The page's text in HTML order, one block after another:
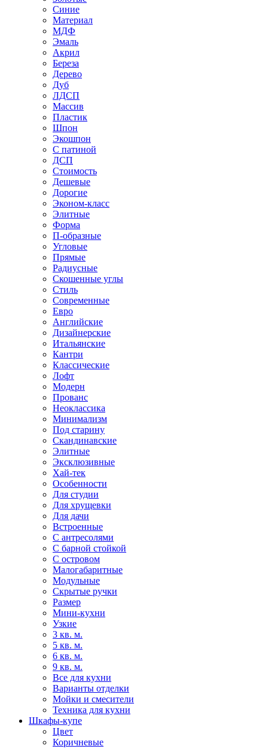
Синие
Материал
МДФ
Эмаль
Акрил
Береза
Дерево
Дуб
ЛДСП
Массив
Пластик
Шпон
Экошпон
С патиной
ДСП
Стоимость
Дешевые
Дорогие
Эконом-класс
Элитные
Форма
П-образные
Угловые
Прямые
Радиусные
Скошенные углы
Стиль
Современные
Евро
Английские
Дизайнерские
Итальянские
Кантри
Классические
Лофт
Модерн
Прованс
Неоклассика
Минимализм
Под старину
Скандинавские
Элитные
Эксклюзивные
Хай-тек
Особенности
Для студии
Для хрущевки
Для дачи
Встроенные
С антресолями
С барной стойкой
С островом
Малогабаритные
Модульные
Скрытые ручки
Размер
Мини-кухни
Узкие
3 кв. м.
5 кв. м.
6 кв. м.
9 кв. м.
Все для кухни
Варианты отделки
Мойки и смесители
Техника для кухни
Шкафы-купе
Цвет
Коричневые